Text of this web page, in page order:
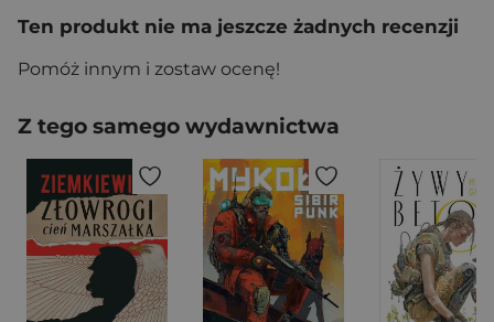
Ten produkt nie ma jeszcze żadnych recenzji
Pomóż innym i zostaw ocenę!
Z tego samego wydawnictwa